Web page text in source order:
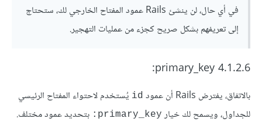
في أي حال، لن ينشئ Rails عمود المفتاح الخارجي لك، ستحتاج
إلى تعريفهم بشكل صريح كجزء من عمليات التهجير.
4.1.2.6 primary_key:
بالاتفاق، يفترض Rails أن عمود id يُستخدم لاحتواء المفتاح الرئيسي
للجداول، ويسمح لك خيار primary_key:
بتحديد عمود مختلف.